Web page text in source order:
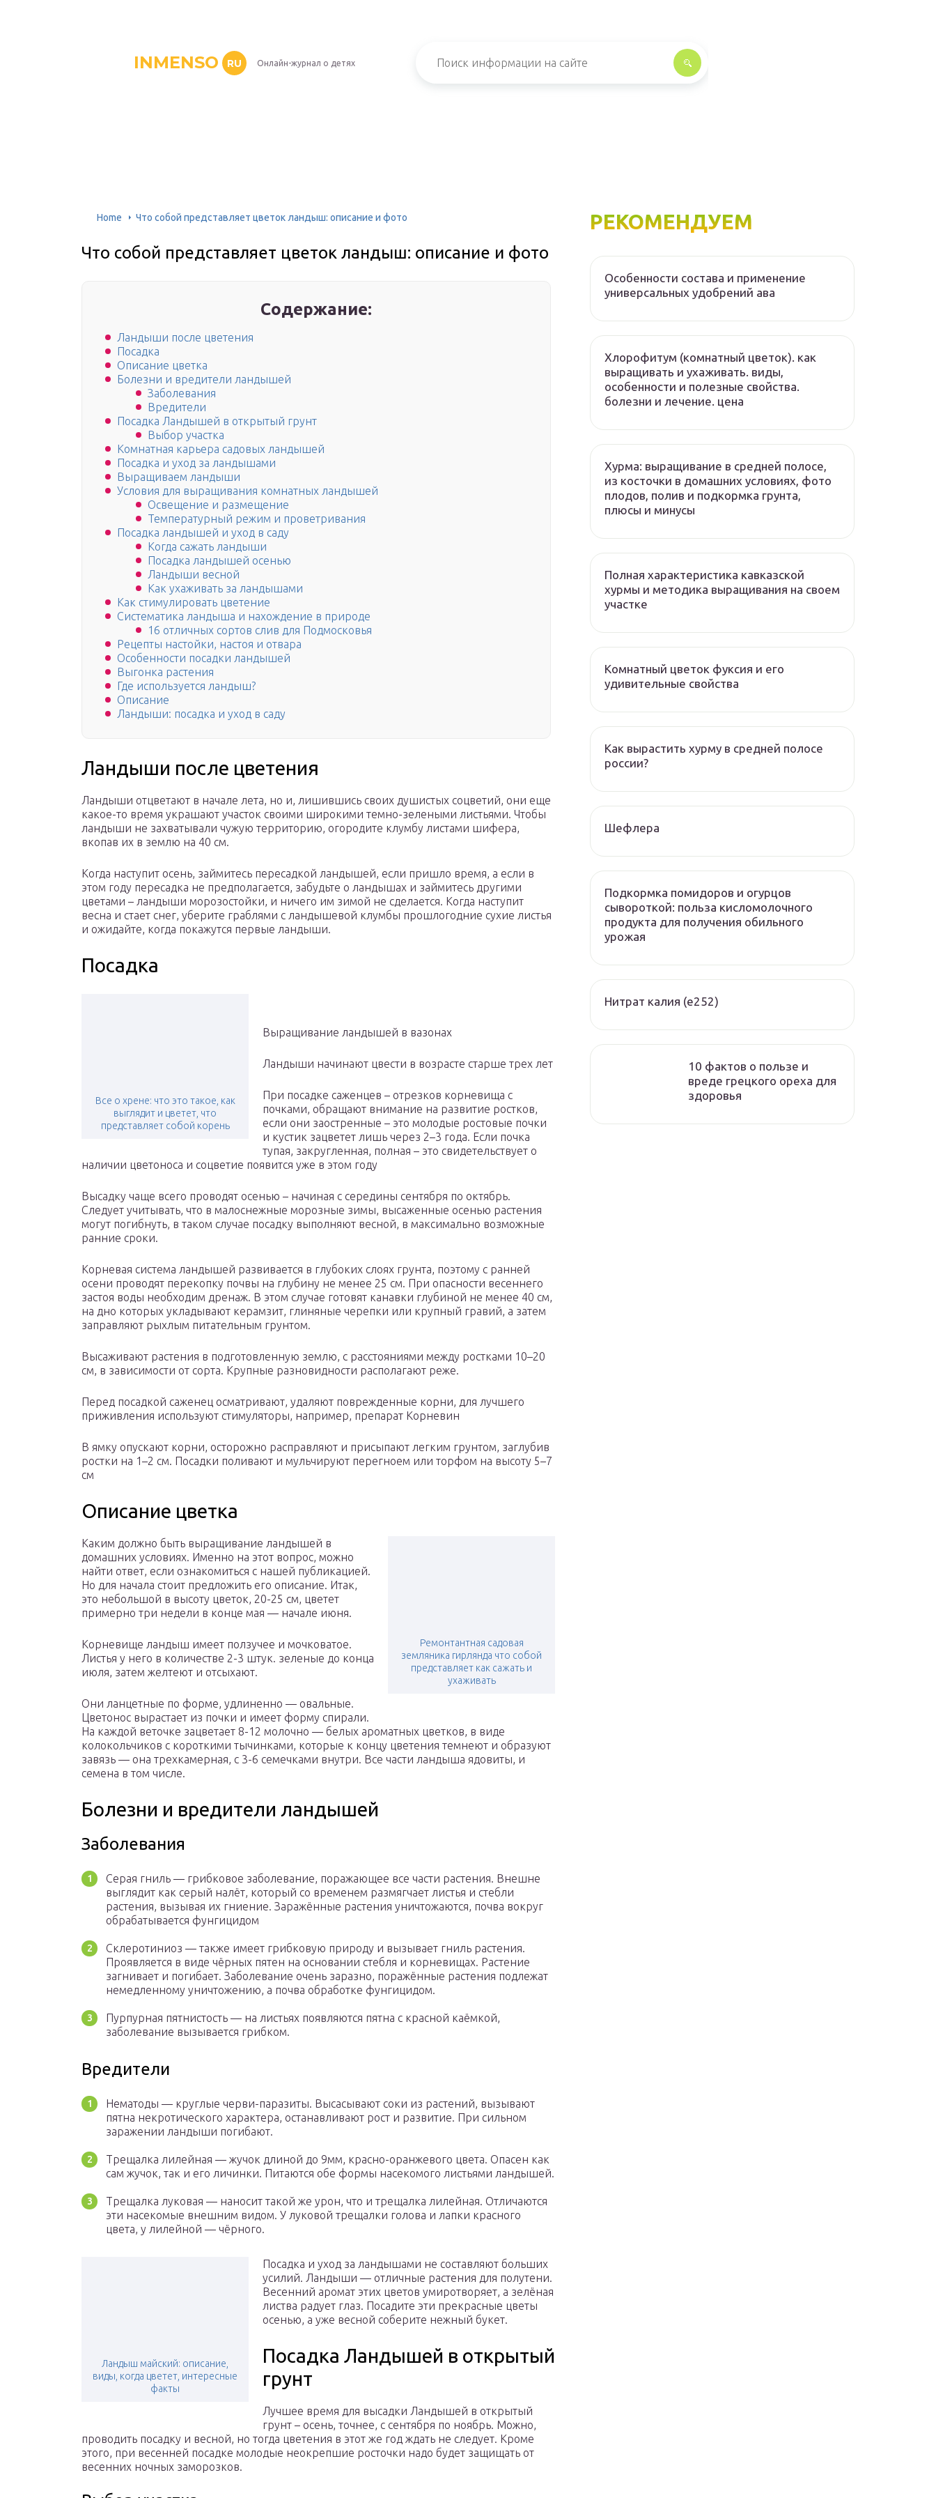
INMENSO RU Онлайн-журнал о детях
Home Что собой представляет цветок ландыш: описание и фото
Что собой представляет цветок ландыш: описание и фото
Содержание:
Ландыши после цветения
Посадка
Описание цветка
Болезни и вредители ландышей
Заболевания
Вредители
Посадка Ландышей в открытый грунт
Выбор участка
Комнатная карьера садовых ландышей
Посадка и уход за ландышами
Выращиваем ландыши
Условия для выращивания комнатных ландышей
Освещение и размещение
Температурный режим и проветривания
Посадка ландышей и уход в саду
Когда сажать ландыши
Посадка ландышей осенью
Ландыши весной
Как ухаживать за ландышами
Как стимулировать цветение
Систематика ландыша и нахождение в природе
16 отличных сортов слив для Подмосковья
Рецепты настойки, настоя и отвара
Особенности посадки ландышей
Выгонка растения
Где используется ландыш?
Описание
Ландыши: посадка и уход в саду
Ландыши после цветения
Ландыши отцветают в начале лета, но и, лишившись своих душистых соцветий, они еще
какое-то время украшают участок своими широкими темно-зелеными листьями. Чтобы
ландыши не захватывали чужую территорию, огородите клумбу листами шифера,
вкопав их в землю на 40 см.
Когда наступит осень, займитесь пересадкой ландышей, если пришло время, а если в
этом году пересадка не предполагается, забудьте о ландышах и займитесь другими
цветами – ландыши морозостойки, и ничего им зимой не сделается. Когда наступит
весна и стает снег, уберите граблями с ландышевой клумбы прошлогодние сухие листья
и ожидайте, когда покажутся первые ландыши.
Посадка
Все о хрене: что это такое, как
выглядит и цветет, что
представляет собой корень
Выращивание ландышей в вазонах
Ландыши начинают цвести в возрасте старше трех лет
При посадке саженцев – отрезков корневища с
почками, обращают внимание на развитие ростков,
если они заостренные – это молодые ростовые почки
и кустик зацветет лишь через 2–3 года. Если почка
тупая, закругленная, полная – это свидетельствует о
наличии цветоноса и соцветие появится уже в этом году
Высадку чаще всего проводят осенью – начиная с середины сентября по октябрь.
Следует учитывать, что в малоснежные морозные зимы, высаженные осенью растения
могут погибнуть, в таком случае посадку выполняют весной, в максимально возможные
ранние сроки.
Корневая система ландышей развивается в глубоких слоях грунта, поэтому с ранней
осени проводят перекопку почвы на глубину не менее 25 см. При опасности весеннего
застоя воды необходим дренаж. В этом случае готовят канавки глубиной не менее 40 см,
на дно которых укладывают керамзит, глиняные черепки или крупный гравий, а затем
заправляют рыхлым питательным грунтом.
Высаживают растения в подготовленную землю, с расстояниями между ростками 10–20
см, в зависимости от сорта. Крупные разновидности располагают реже.
Перед посадкой саженец осматривают, удаляют поврежденные корни, для лучшего
приживления используют стимуляторы, например, препарат Корневин
В ямку опускают корни, осторожно расправляют и присыпают легким грунтом, заглубив
ростки на 1–2 см. Посадки поливают и мульчируют перегноем или торфом на высоту 5–7
см
Описание цветка
Ремонтантная садовая
земляника гирлянда что собой
представляет как сажать и
ухаживать
Каким должно быть выращивание ландышей в
домашних условиях. Именно на этот вопрос, можно
найти ответ, если ознакомиться с нашей публикацией.
Но для начала стоит предложить его описание. Итак,
это небольшой в высоту цветок, 20-25 см, цветет
примерно три недели в конце мая — начале июня.
Корневище ландыш имеет ползучее и мочковатое.
Листья у него в количестве 2-3 штук. зеленые до конца
июля, затем желтеют и отсыхают.
Они ланцетные по форме, удлиненно — овальные.
Цветонос вырастает из почки и имеет форму спирали.
На каждой веточке зацветает 8-12 молочно — белых ароматных цветков, в виде
колокольчиков с короткими тычинками, которые к концу цветения темнеют и образуют
завязь — она трехкамерная, с 3-6 семечками внутри. Все части ландыша ядовиты, и
семена в том числе.
Болезни и вредители ландышей
Заболевания
Серая гниль — грибковое заболевание, поражающее все части растения. Внешне
выглядит как серый налёт, который со временем размягчает листья и стебли
растения, вызывая их гниение. Заражённые растения уничтожаются, почва вокруг
обрабатывается фунгицидом
Склеротиниоз — также имеет грибковую природу и вызывает гниль растения.
Проявляется в виде чёрных пятен на основании стебля и корневищах. Растение
загнивает и погибает. Заболевание очень заразно, поражённые растения подлежат
немедленному уничтожению, а почва обработке фунгицидом.
Пурпурная пятнистость — на листьях появляются пятна с красной каёмкой,
заболевание вызывается грибком.
Вредители
Нематоды — круглые черви-паразиты. Высасывают соки из растений, вызывают
пятна некротического характера, останавливают рост и развитие. При сильном
заражении ландыши погибают.
Трещалка лилейная — жучок длиной до 9мм, красно-оранжевого цвета. Опасен как
сам жучок, так и его личинки. Питаются обе формы насекомого листьями ландышей.
Трещалка луковая — наносит такой же урон, что и трещалка лилейная. Отличаются
эти насекомые внешним видом. У луковой трещалки голова и лапки красного
цвета, у лилейной — чёрного.
Ландыш майский: описание,
виды, когда цветет, интересные
факты
Посадка и уход за ландышами не составляют больших
усилий. Ландыши — отличные растения для полутени.
Весенний аромат этих цветов умиротворяет, а зелёная
листва радует глаз. Посадите эти прекрасные цветы
осенью, а уже весной соберите нежный букет.
Посадка Ландышей в открытый
грунт
Лучшее время для высадки Ландышей в открытый
грунт – осень, точнее, с сентября по ноябрь. Можно,
проводить посадку и весной, но тогда цветения в этот же год ждать не следует. Кроме
этого, при весенней посадке молодые неокрепшие росточки надо будет защищать от
весенних ночных заморозков.
РЕКОМЕНДУЕМ
Особенности состава и применение
универсальных удобрений ава
Хлорофитум (комнатный цветок). как
выращивать и ухаживать. виды,
особенности и полезные свойства.
болезни и лечение. цена
Хурма: выращивание в средней полосе,
из косточки в домашних условиях, фото
плодов, полив и подкормка грунта,
плюсы и минусы
Полная характеристика кавказской
хурмы и методика выращивания на своем
участке
Комнатный цветок фуксия и его
удивительные свойства
Как вырастить хурму в средней полосе
россии?
Шефлера
Подкормка помидоров и огурцов
сывороткой: польза кисломолочного
продукта для получения обильного
урожая
Нитрат калия (е252)
10 фактов о пользе и
вреде грецкого ореха для
здоровья